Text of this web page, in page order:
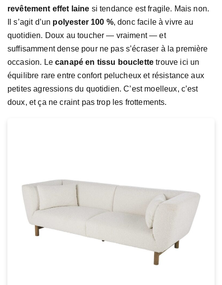
revêtement effet laine si tendance est fragile. Mais non.
Il s’agit d’un polyester 100 %, donc facile à vivre au
quotidien. Doux au toucher — vraiment — et
suffisamment dense pour ne pas s’écraser à la première
occasion. Lecanapé en tissu bouclette trouve ici un
équilibre rare entre confort pelucheux et résistance aux
petites agressions du quotidien. C’est moelleux, c’est
doux, et ça ne craint pas trop les frottements.